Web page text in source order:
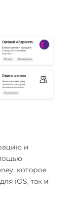
и
которое
iOS, так и